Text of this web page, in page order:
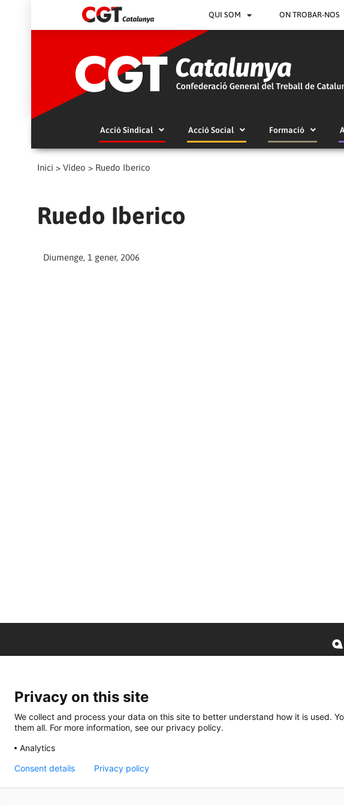
QUI SOM ON TROBAR-NOS
Acció Sindical Acció Social Formació
Inici > Vídeo > Ruedo Iberico
Ruedo Iberico
Diumenge, 1 gener, 2006
Privacy on this site
We collect and process your data on this site to better understand how it is used.
them all. For more information, see our privacy policy.
Analytics
Consent details Privacy policy